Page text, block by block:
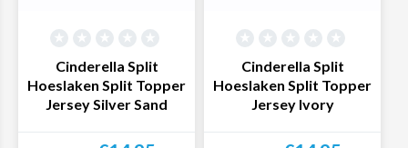
Cinderella Split
Hoeslaken Split Topper
Jersey Silver Sand
Cinderella Split
Hoeslaken Split Topper
Jersey Ivory